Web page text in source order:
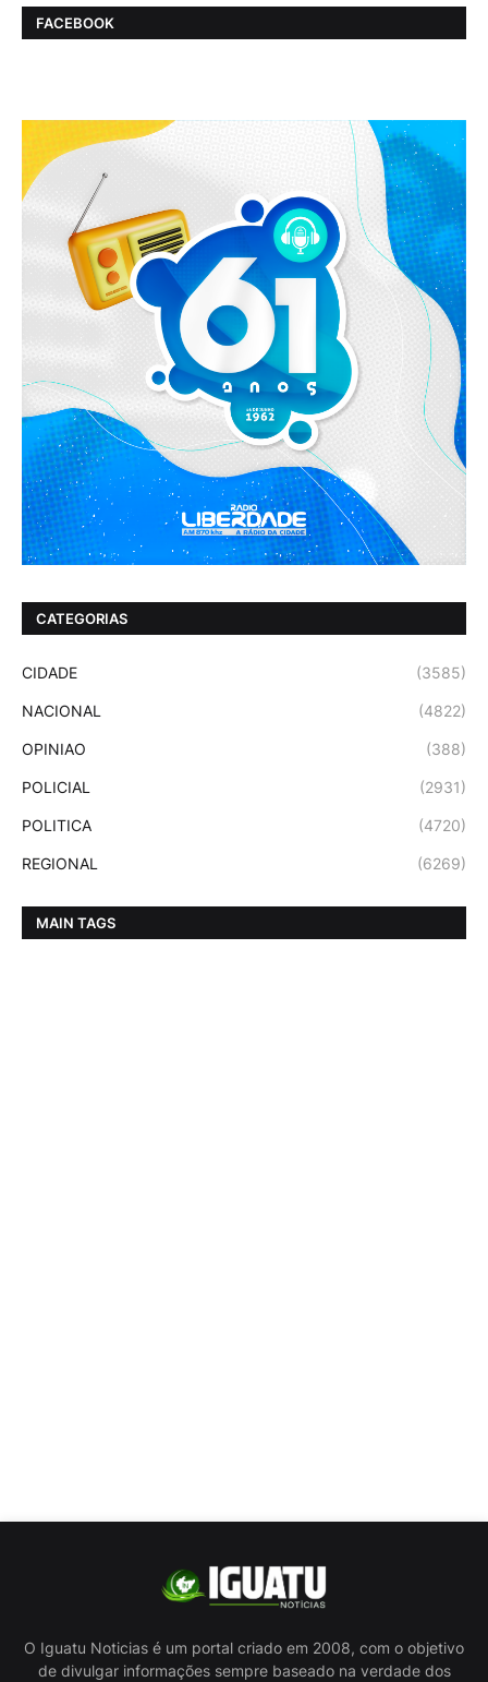
FACEBOOK
CATEGORIAS
CIDADE (3585)
NACIONAL (4822)
OPINIAO (388)
POLICIAL (2931)
POLITICA (4720)
REGIONAL (6269)
MAIN TAGS
O Iguatu Noticias é um portal criado em 2008, com o objetivo
de divulgar informações sempre baseado na verdade dos